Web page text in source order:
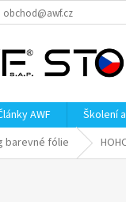
obchod@awf.cz
AWF Školení
barevné fólie